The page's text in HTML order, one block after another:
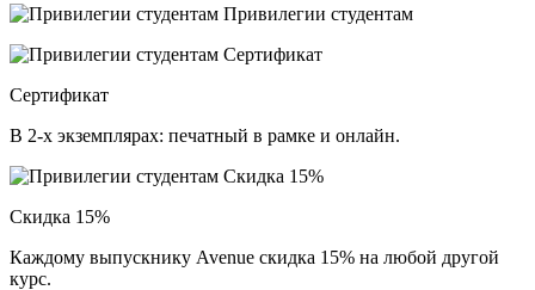
Привилегии студентам
Сертификат
В 2-х экземплярах: печатный в рамке и онлайн.
Скидка 15%
Каждому выпускнику Avenue скидка 15% на любой другой
курс.